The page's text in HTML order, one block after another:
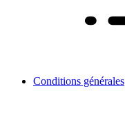
Conditions générales